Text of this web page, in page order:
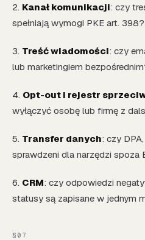
2. Kanał komunikacji: czy
spełniają wymogi PKE art. 398?
3. Treść wiadomości: czy
lub marketingiem
4. Opt-out i rejestr
wyłączyć osobę lub firmę z
5. Transfer danych: czy
sprawdzeni dla narzędzi spoza
6. CRM: czy odpowiedzi
statusy są zapisane w jednym